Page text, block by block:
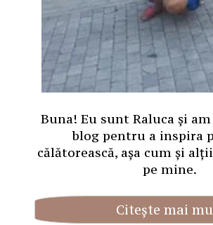
Buna! Eu sunt Raluca și
blog pentru a inspira
călătorească, așa cum și
pe mine.
Citește mai